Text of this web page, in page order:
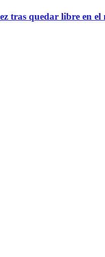
tras quedar libre en el